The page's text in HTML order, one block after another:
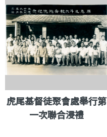
虎尾基督徒聚會處舉行第
一次聯合浸禮